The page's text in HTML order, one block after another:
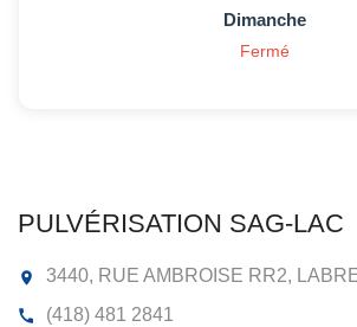
Dimanche
Fermé